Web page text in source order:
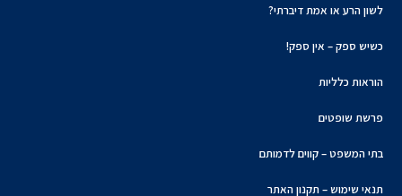
לשון הרע או אמת דיברתי?
כשיש ספק – אין ספק!
הוראות כלליות
פרשת שופטים
בתי המשפט – קווים לדמותם
תנאי שימוש – תקנון האתר